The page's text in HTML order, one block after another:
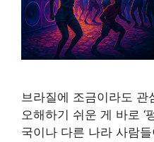
브라질에 조금이라도
오해하기 쉬운 게 바로 ‘
국이나 다른 나라 사람